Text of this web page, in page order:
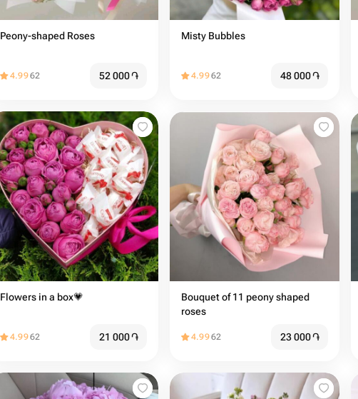
Peony-shaped Roses
4.9962 52 000֏
Misty Bubbles
4.9962 48 000֏
Flowers in a box💗
4.9962 21 000֏
Bouquet of 11 peony shaped
roses
4.9962 23 000֏